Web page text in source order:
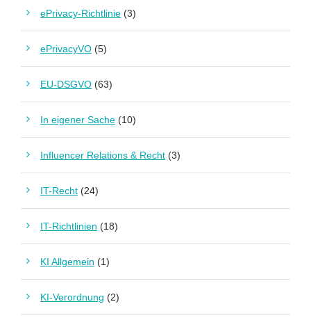
ePrivacy-Richtlinie (3)
ePrivacyVO (5)
EU-DSGVO (63)
In eigener Sache (10)
Influencer Relations & Recht (3)
IT-Recht (24)
IT-Richtlinien (18)
KI Allgemein (1)
KI-Verordnung (2)